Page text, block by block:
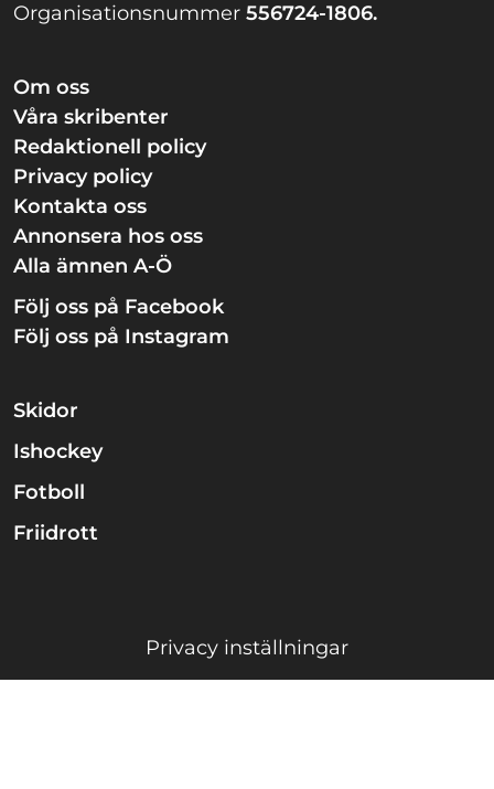
Organisationsnummer 556724-1806.
Om oss
Våra skribenter
Redaktionell policy
Privacy policy
Kontakta oss
Annonsera hos oss
Alla ämnen A-Ö
Följ oss på Facebook
Följ oss på Instagram
Skidor
Ishockey
Fotboll
Friidrott
Privacy inställningar